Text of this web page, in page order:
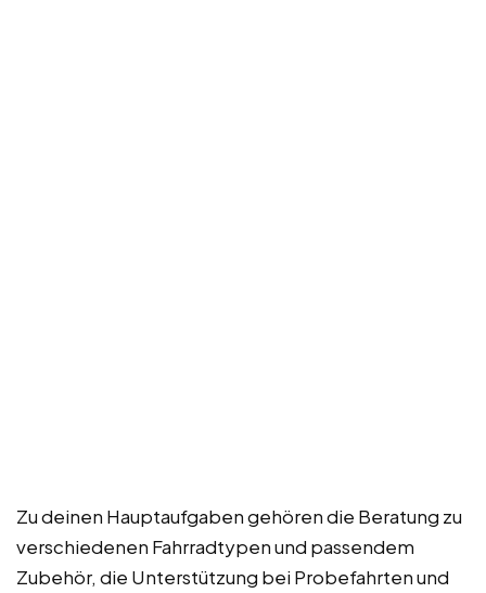
Zu deinen Hauptaufgaben gehören die Beratung zu
verschiedenen Fahrradtypen und passendem
Zubehör, die Unterstützung bei Probefahrten und